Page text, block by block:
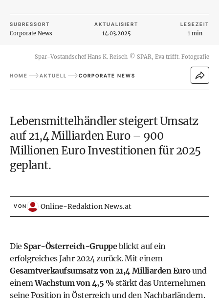
SUBRESSORT
Corporate News
AKTUALISIERT
14.03.2025
LESEZEIT
1 min
Spar-Vostandschef Hans K. Reisch © SPAR, Eva trifft. Fotografie
HOME AKTUELL CORPORATE NEWS
Lebensmittelhändler steigert Umsatz
auf 21,4 Milliarden Euro – 900
Millionen Euro Investitionen für 2025
geplant.
VON Online-Redaktion News.at
Die Spar-Österreich-Gruppeblickt auf ein
erfolgreiches Jahr 2024 zurück. Mit einem
Gesamtverkaufsumsatz von 21,4 Milliarden Euround
einemWachstum von 4,5 %stärkt das Unternehmen
seine Position in Österreich und den Nachbarländern.